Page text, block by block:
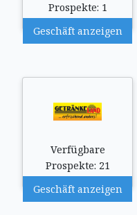
Prospekte: 1
Geschäft anzeigen
Verfügbare
Prospekte: 21
Geschäft anzeigen